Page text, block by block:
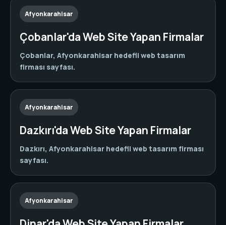
Afyonkarahisar
Çobanlar'da Web Site Yapan Firmalar
Çobanlar, Afyonkarahisar hedefli web tasarım
firması sayfası.
Afyonkarahisar
Dazkırı'da Web Site Yapan Firmalar
Dazkırı, Afyonkarahisar hedefli web tasarım firması
sayfası.
Afyonkarahisar